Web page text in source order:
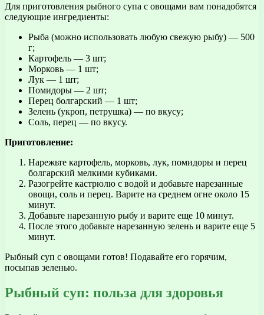
Для приготовления рыбного супа с овощами вам понадобятся
следующие ингредиенты:
Рыба (можно использовать любую свежую рыбу) — 500
г;
Картофель — 3 шт;
Морковь — 1 шт;
Лук — 1 шт;
Помидоры — 2 шт;
Перец болгарский — 1 шт;
Зелень (укроп, петрушка) — по вкусу;
Соль, перец — по вкусу.
Приготовление:
Нарежьте картофель, морковь, лук, помидоры и перец
болгарский мелкими кубиками.
Разогрейте кастрюлю с водой и добавьте нарезанные
овощи, соль и перец. Варите на среднем огне около 15
минут.
Добавьте нарезанную рыбу и варите еще 10 минут.
После этого добавьте нарезанную зелень и варите еще 5
минут.
Рыбный суп с овощами готов! Подавайте его горячим,
посыпав зеленью.
Рыбный суп: польза для здоровья